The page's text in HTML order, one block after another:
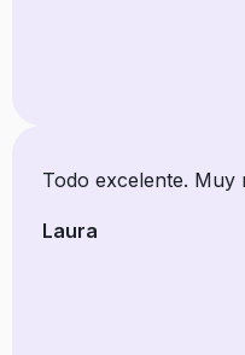
Todo excelente. Muy
Laura